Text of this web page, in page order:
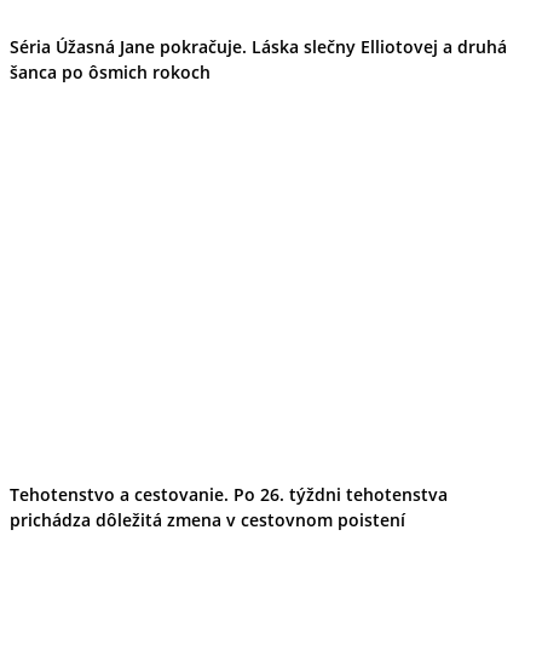
Séria Úžasná Jane pokračuje. Láska slečny Elliotovej a druhá
šanca po ôsmich rokoch
Tehotenstvo a cestovanie. Po 26. týždni tehotenstva
prichádza dôležitá zmena v cestovnom poistení